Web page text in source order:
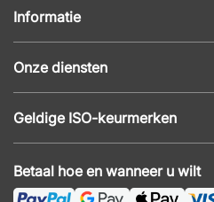
Informatie
Populaire pagina's
Onze diensten
Kantoormeubilair offerte
Montage
Betaal hoe en wanneer u wilt
Geldige ISO-keurmerken
ISO 14001